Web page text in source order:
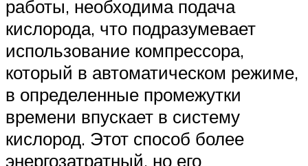
работы, необходима подача
кислорода, что подразумевает
использование компрессора,
который в автоматическом режиме,
в определенные промежутки
времени впускает в систему
кислород. Этот способ более
энергозатратный, но его